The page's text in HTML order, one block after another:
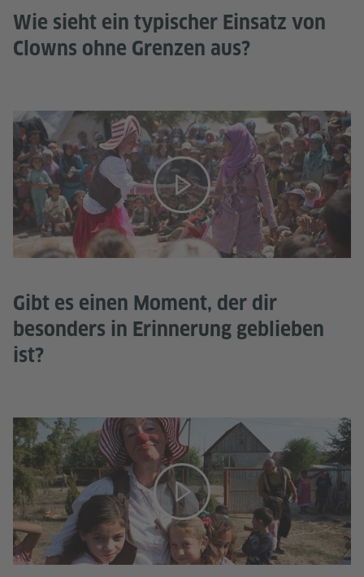
Wie sieht ein typischer Einsatz von
Clowns ohne Grenzen aus?
Gibt es einen Moment, der dir
besonders in Erinnerung geblieben
ist?